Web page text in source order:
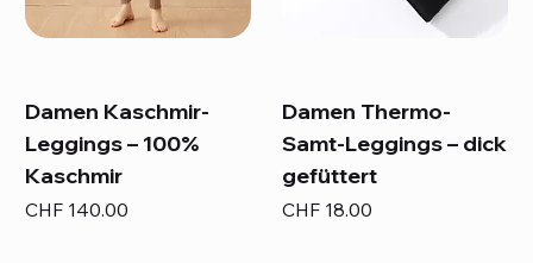
Damen Kaschmir-
Leggings – 100%
Kaschmir
Preis
CHF 140.00
Damen Thermo-
Samt-Leggings – dick
gefüttert
Preis
CHF 18.00